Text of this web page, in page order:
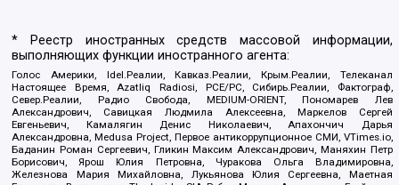
* Реестр иностранных средств массовой информации,
выполняющих функции иностранного агента:
Голос Америки, Idel.Реалии, Кавказ.Реалии, Крым.Реалии, Телеканал
Настоящее Время, Azatliq Radiosi, PCE/PC, Сибирь.Реалии, Фактограф,
Север.Реалии, Радио Свобода, MEDIUM-ORIENT, Пономарев Лев
Александрович, Савицкая Людмила Алексеевна, Маркелов Сергей
Евгеньевич, Камалягин Денис Николаевич, Апахончич Дарья
Александровна, Medusa Project, Первое антикоррупционное СМИ, VTimes.io,
Баданин Роман Сергеевич, Гликин Максим Александрович, Маняхин Петр
Борисович, Ярош Юлия Петровна, Чуракова Ольга Владимировна,
Железнова Мария Михайловна, Лукьянова Юлия Сергеевна, Маетная